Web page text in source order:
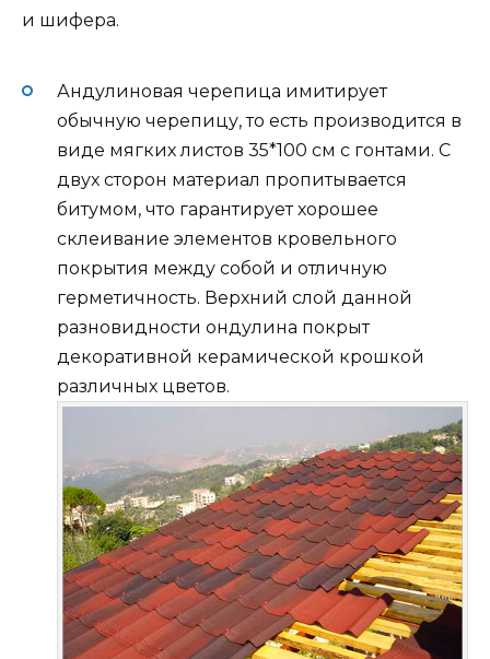
и шифера.
Андулиновая черепица имитирует
обычную черепицу, то есть производится в
виде мягких листов 35*100 см с гонтами. С
двух сторон материал пропитывается
битумом, что гарантирует хорошее
склеивание элементов кровельного
покрытия между собой и отличную
герметичность. Верхний слой данной
разновидности ондулина покрыт
декоративной керамической крошкой
различных цветов.